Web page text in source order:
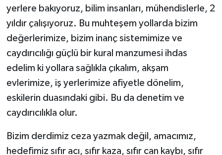
yerlere bakıyoruz, bilim insanları, mühendislerle, 2
yıldır çalışıyoruz. Bu muhteşem yollarda bizim
değerlerimize, bizim inanç sistemimize ve
caydırıcılığı güçlü bir kural manzumesi ihdas
edelim ki yollara sağlıkla çıkalım, akşam
evlerimize, iş yerlerimize afiyetle dönelim,
eskilerin duasındaki gibi. Bu da denetim ve
caydırıcılıkla olur.
Bizim derdimiz ceza yazmak değil, amacımız,
hedefimiz sıfır acı, sıfır kaza, sıfır can kaybı, sıfır